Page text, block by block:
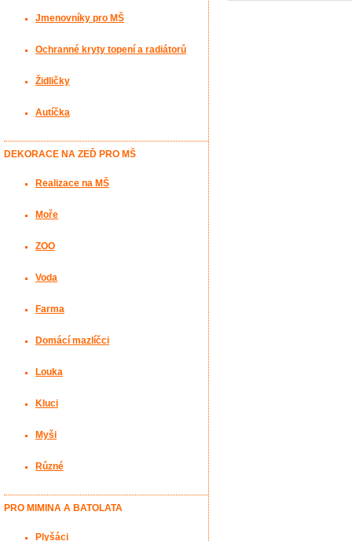
Jmenovníky pro MŠ
Ochranné kryty topení a radiátorů
Židličky
Autíčka
DEKORACE NA ZEĎ PRO MŠ
Realizace na MŠ
Moře
ZOO
Voda
Farma
Domácí mazlíčci
Louka
Kluci
Myši
Různé
PRO MIMINA A BATOLATA
Plyšáci